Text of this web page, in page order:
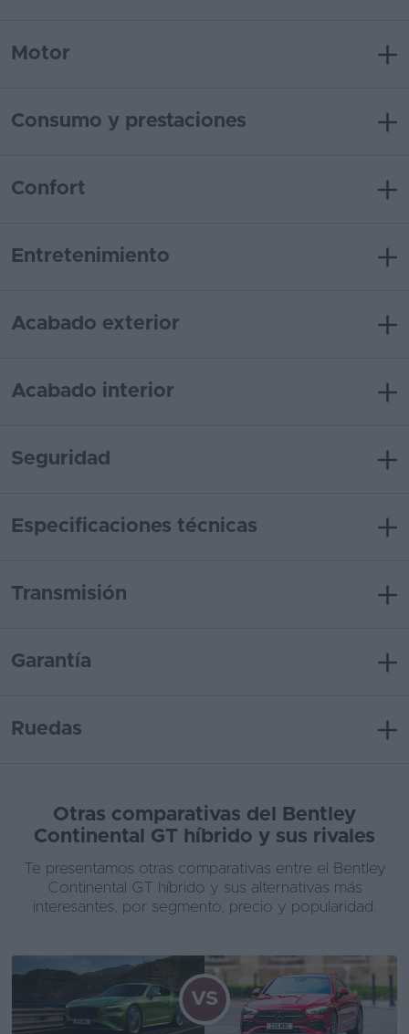
Motor
Consumo y prestaciones
Confort
Entretenimiento
Acabado exterior
Acabado interior
Seguridad
Especificaciones técnicas
Transmisión
Garantía
Ruedas
Otras comparativas del Bentley
Continental GT híbrido y sus rivales
Te presentamos otras comparativas entre el Bentley
Continental GT híbrido y sus alternativas más
interesantes, por segmento, precio y popularidad.
VS